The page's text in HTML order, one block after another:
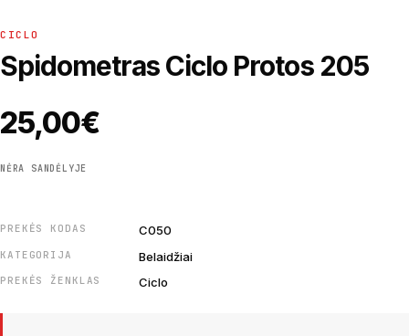
CICLO
Spidometras Ciclo Protos 205
25,00€
NĖRA SANDĖLYJE
PREKĖS KODAS C050
KATEGORIJA Belaidžiai
PREKĖS ŽENKLAS Ciclo